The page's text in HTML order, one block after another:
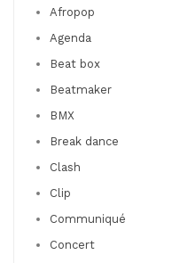
Afropop
Agenda
Beat box
Beatmaker
BMX
Break dance
Clash
Clip
Communiqué
Concert